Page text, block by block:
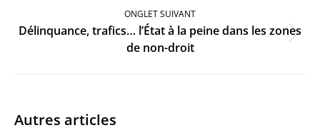
ONGLET SUIVANT
Onglet
suivant
Délinquance, trafics… l’État à la peine dans les zones
de non-droit
Autres articles